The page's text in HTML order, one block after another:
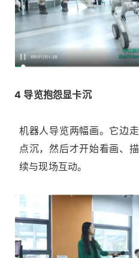
4 导览抱怨显卡沉
机器人导览两幅画。它边
点沉，然后才开始看画、
续与现场互动。